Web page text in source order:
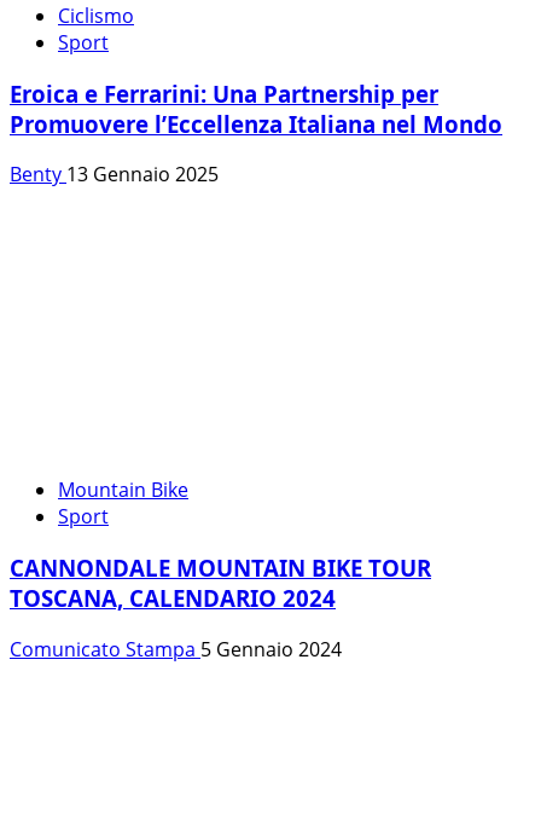
Ciclismo
Sport
Eroica e Ferrarini: Una Partnership per
Promuovere l’Eccellenza Italiana nel Mondo
Benty 13 Gennaio 2025
Mountain Bike
Sport
CANNONDALE MOUNTAIN BIKE TOUR
TOSCANA, CALENDARIO 2024
Comunicato Stampa 5 Gennaio 2024